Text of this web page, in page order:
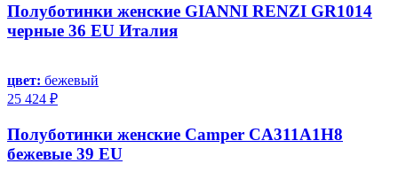
Полуботинки женские GIANNI RENZI GR1014
черные 36 EU Италия
цвет: бежевый
25 424 ₽
Полуботинки женские Camper CA311A1H8
бежевые 39 EU